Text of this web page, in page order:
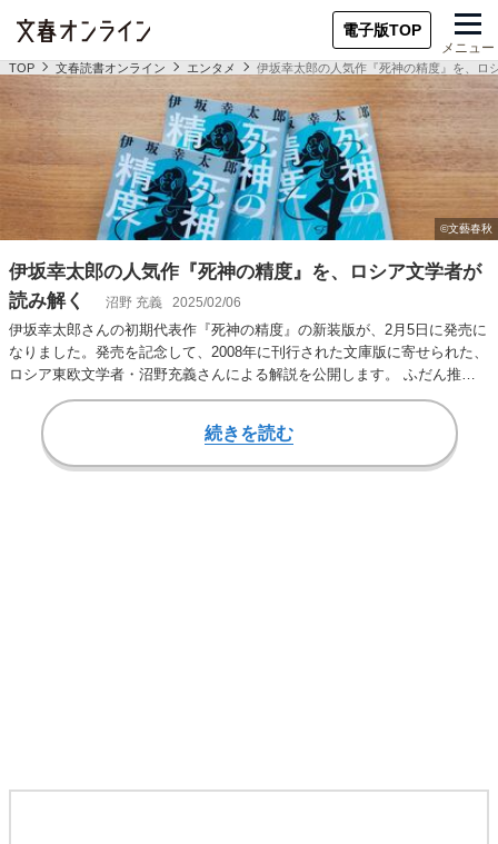
電子版TOP
メニュー
TOP 文春読書オンライン エンタメ 伊坂幸太郎の人気作『死神の精度』を、ロ
伊坂幸太郎の人気作『死神の精度』を、ロシア文学者が
読み解く
沼野 充義 2025/02/06
伊坂幸太郎さんの初期代表作『死神の精度』の新装版が、2月5日に発売に
なりました。発売を記念して、2008年に刊行された文庫版に寄せられた、
ロシア東欧文学者・沼野充義さんによる解説を公開します。 ふだん推理
小説をあま…
続きを読む